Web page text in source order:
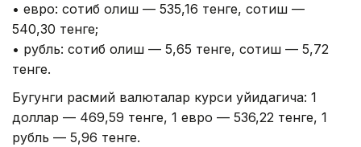
• евро: сотиб олиш — 535,16 тенге, сотиш —
540,30 тенге;
• рубль: сотиб олиш — 5,65 тенге, сотиш — 5,72
тенге.
Бугунги расмий валюталар курси қуйидагича: 1
доллар — 469,59 тенге, 1 евро — 536,22 тенге, 1
рубль — 5,96 тенге.